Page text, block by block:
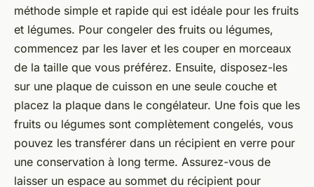
méthode simple et rapide qui est idéale pour les fruits
et légumes. Pour congeler des fruits ou légumes,
commencez par les laver et les couper en morceaux
de la taille que vous préférez. Ensuite, disposez-les
sur une plaque de cuisson en une seule couche et
placez la plaque dans le congélateur. Une fois que les
fruits ou légumes sont complètement congelés, vous
pouvez les transférer dans un récipient en verre pour
une conservation à long terme. Assurez-vous de
laisser un espace au sommet du récipient pour